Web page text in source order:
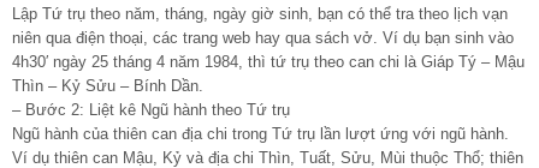
Lập Tứ trụ theo năm, tháng, ngày giờ sinh, bạn có thể tra theo lịch vạn
niên qua điện thoại, các trang web hay qua sách vở. Ví dụ bạn sinh vào
4h30′ ngày 25 tháng 4 năm 1984, thì tứ trụ theo can chi là Giáp Tý – Mậu
Thìn – Kỷ Sửu – Bính Dần.
– Bước 2: Liệt kê Ngũ hành theo Tứ trụ
Ngũ hành của thiên can địa chi trong Tứ trụ lần lượt ứng với ngũ hành.
Ví dụ thiên can Mậu, Kỷ và địa chi Thìn, Tuất, Sửu, Mùi thuộc Thổ; thiên